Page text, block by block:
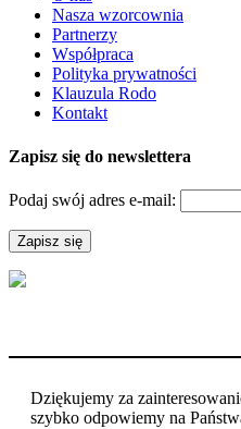
Nasza wzorcownia
Partnerzy
Współpraca
Polityka prywatności
Klauzula Rodo
Kontakt
Zapisz się do newslettera
Podaj swój adres e-mail:
Dziękujemy za
szybko odpowiemy na